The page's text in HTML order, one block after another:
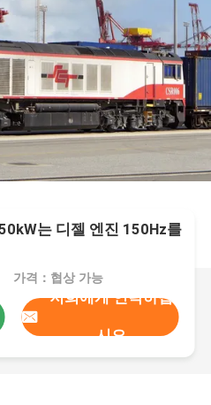
는 디젤 엔진 150Hz를
가격：협상 가능
저희에게 연락하십
시오